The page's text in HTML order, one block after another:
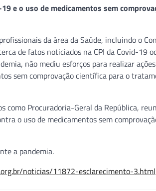
e o uso de medicamentos sem
da área da Saúde, incluindo o
de fatos noticiados na CPI da Covid-19
não mediu esforços para realizar
sem comprovação científica para o
como Procuradoria-Geral da República,
o uso de medicamentos sem
a pandemia.
noticias/11872-esclarecimento-3.html